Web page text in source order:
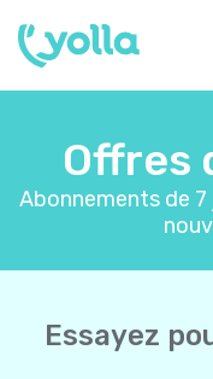
Offres
Abonnements de
Essayez